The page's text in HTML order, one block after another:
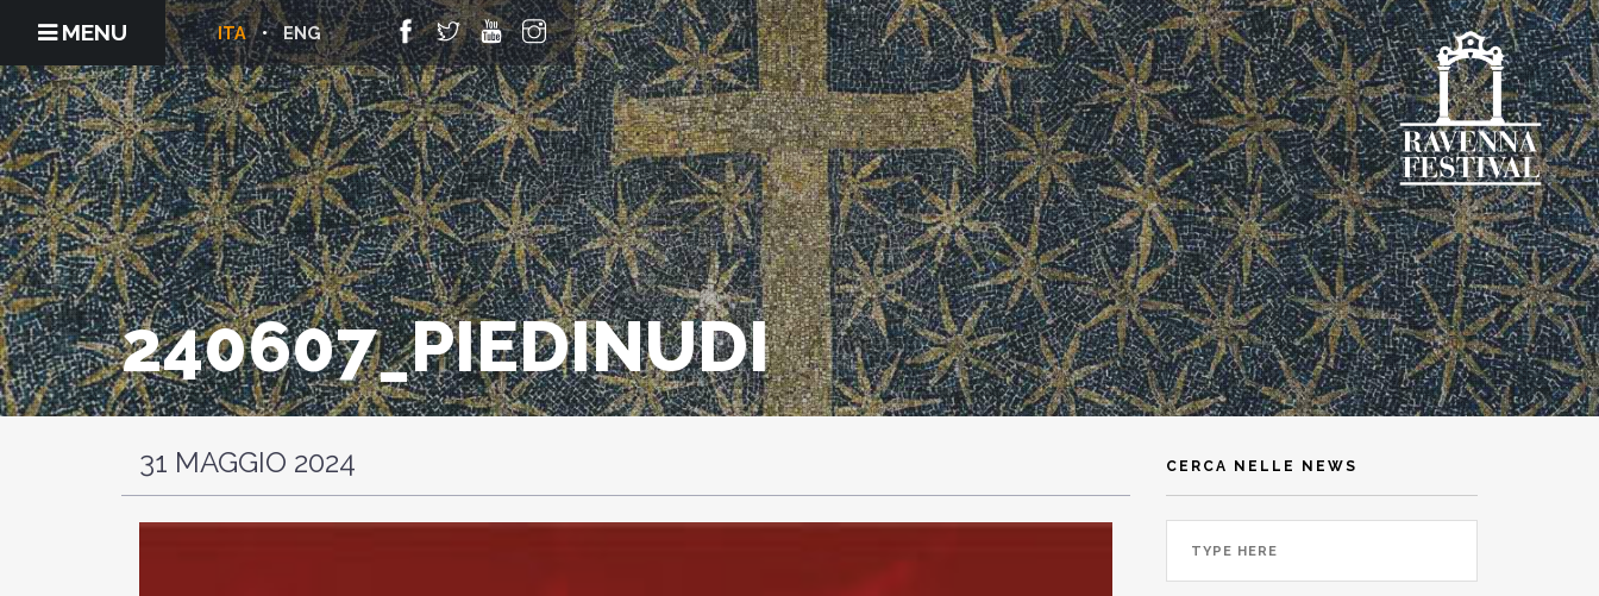
MENU ENG
ITA
240607_PIEDINUDI
31 MAGGIO 2024 CERCA NELLE NEWS